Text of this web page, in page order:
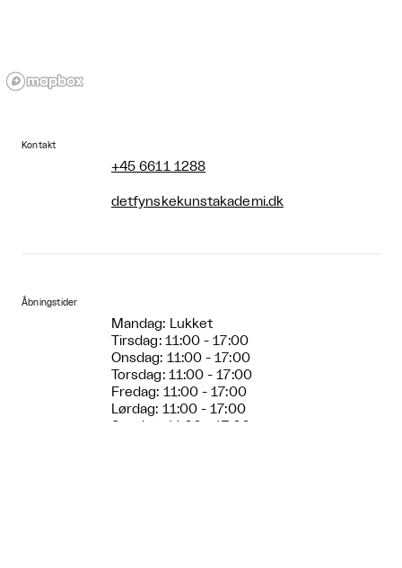
Kontakt
+45 6611 1288
detfynskekunstakademi.dk
Åbningstider
Mandag: Lukket
Tirsdag: 11:00 - 17:00
Onsdag: 11:00 - 17:00
Torsdag: 11:00 - 17:00
Fredag: 11:00 - 17:00
Lørdag: 11:00 - 17:00
Søndag: 11:00 - 17:00